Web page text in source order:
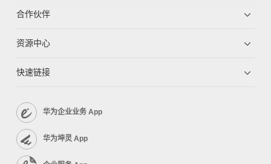
合作伙伴
资源中心
快速链接
华为企业业务 App
华为坤灵 App